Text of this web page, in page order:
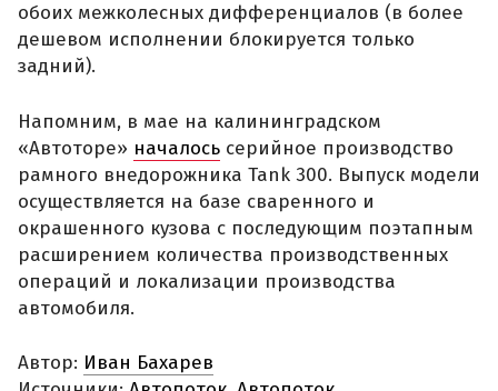
обоих межколесных дифференциалов (в более
дешевом исполнении блокируется только
задний).
Напомним, в мае на калининградском
«Автоторе» началось серийное производство
рамного внедорожника Tank 300. Выпуск модели
осуществляется на базе сваренного и
окрашенного кузова с последующим поэтапным
расширением количества производственных
операций и локализации производства
автомобиля.
Автор: Иван Бахарев